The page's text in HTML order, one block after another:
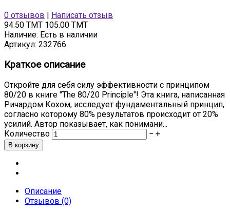
0 отзывов
Написать отзыв
94.50 TMT 105.00 TMT
Наличие: Есть в наличии
Артикул: 232766
Краткое описание
Откройте для себя силу эффективности с принципом
80/20 в книге "The 80/20 Principle"! Эта книга, написанная
Ричардом Кохом, исследует фундаментальный принцип,
согласно которому 80% результатов происходит от 20%
усилий. Автор показывает, как понимани...
Количество
− +
Описание
Отзывов (0)